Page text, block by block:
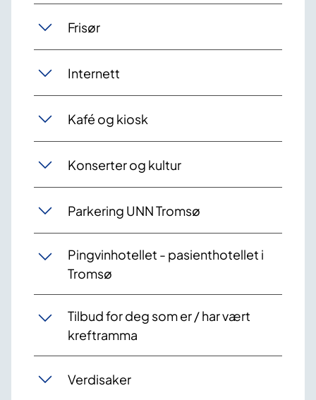
Frisør
Internett
Kafé og kiosk
Konserter og kultur
Parkering UNN Tromsø
Pingvinhotellet - pasienthotellet i
Tromsø
Tilbud for deg som er / har vært
kreftramma
Verdisaker